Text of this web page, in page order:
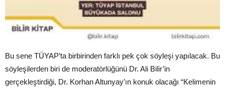
Bu sene TÜYAP’ta birbirinden farklı pek çok söyleşi yapılacak. Bu
söyleşilerden biri de moderatörlüğünü Dr. Ali Bilir’in
gerçekleştirdiği, Dr. Korhan Altunyay’ın konuk olacağı “Kelimenin